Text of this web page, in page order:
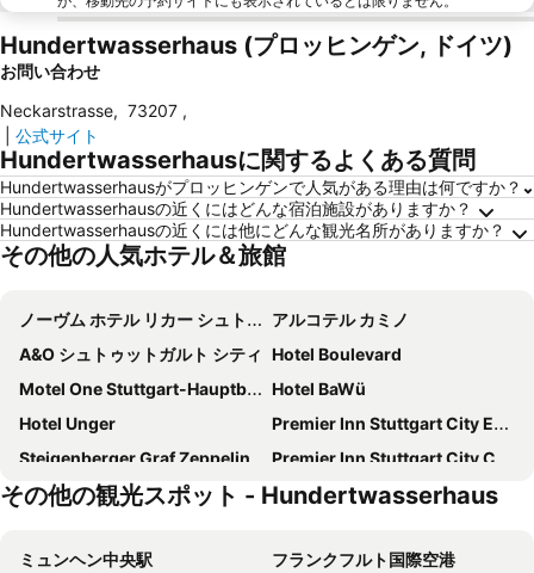
Hundertwasserhaus (プロッヒンゲン, ドイツ)
お問い合わせ
Neckarstrasse, 73207 ,
公式サイト
Hundertwasserhausに関するよくある質問
Hundertwasserhausがプロッヒンゲンで人気がある理由は何ですか？
Hundertwasserhausの近くにはどんな宿泊施設がありますか？
Hundertwasserhausの近くには他にどんな観光名所がありますか？
その他の人気ホテル＆旅館
ノーヴム ホテル リカー シュトゥットガルト ハウプトバーンホフ
アルコテル カミノ
A&O シュトゥットガルト シティ Hotel Boulevard
Motel One Stuttgart-Hauptbahnhof
Hotel BaWü
Hotel Unger
Premier Inn Stuttgart City Europaviertel
Steigenberger Graf Zeppelin
Premier Inn Stuttgart City Centre
ノヴム レガ ホテル シュトゥットガルト
Hotel Am Friedensplatz
Hotel Austria Stuttgart-City
イビス シュトゥットガルト エアポート メッセ
その他の観光スポット - Hundertwasserhaus
ミュンヘン中央駅
フランクフルト国際空港